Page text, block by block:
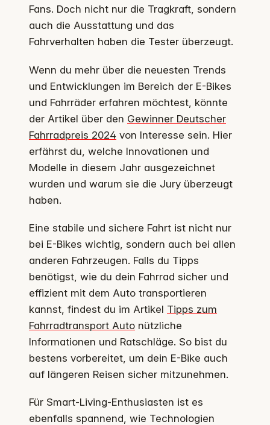
Fans. Doch nicht nur die Tragkraft, sondern
auch die Ausstattung und das
Fahrverhalten haben die Tester überzeugt.
Wenn du mehr über die neuesten Trends
und Entwicklungen im Bereich der E-Bikes
und Fahrräder erfahren möchtest, könnte
der Artikel über den Gewinner Deutscher
Fahrradpreis 2024 von Interesse sein. Hier
erfährst du, welche Innovationen und
Modelle in diesem Jahr ausgezeichnet
wurden und warum sie die Jury überzeugt
haben.
Eine stabile und sichere Fahrt ist nicht nur
bei E-Bikes wichtig, sondern auch bei allen
anderen Fahrzeugen. Falls du Tipps
benötigst, wie du dein Fahrrad sicher und
effizient mit dem Auto transportieren
kannst, findest du im Artikel Tipps zum
Fahrradtransport Auto nützliche
Informationen und Ratschläge. So bist du
bestens vorbereitet, um dein E-Bike auch
auf längeren Reisen sicher mitzunehmen.
Für Smart-Living-Enthusiasten ist es
ebenfalls spannend, wie Technologien